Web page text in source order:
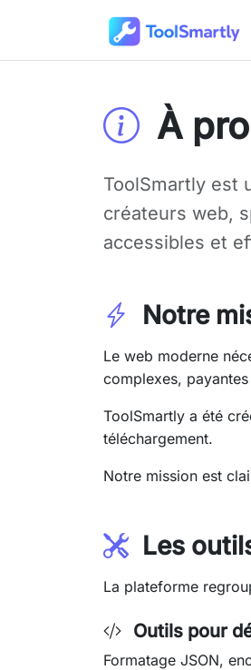
Outils en ligne
À
ToolSmartly est
créateurs web,
accessibles et
Notre
Le web moderne
complexes,
ToolSmartly a été
téléchargement.
Notre mission est
Les
La plateforme
Outils pour
Formatage JSON,